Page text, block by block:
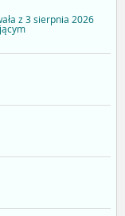
z 3 sierpnia 2026